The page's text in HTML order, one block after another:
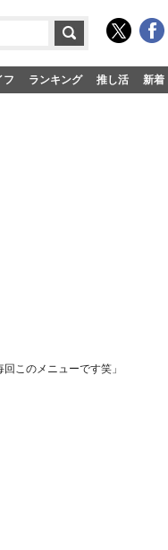
フ ランキング 推し活 新着
このメニューです笑」